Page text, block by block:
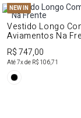
NEW IN
Vestido Longo
Aviamentos Na
R$ 747,00
Até7x de R$ 106,71